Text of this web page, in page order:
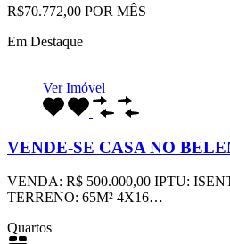
R$70.772,00 POR MÊS
Em Destaque
Ver Imóvel
VENDE-SE CASA NO
VENDA: R$ 500.000,00 IPTU:
TERRENO: 65M² 4X16…
Quartos